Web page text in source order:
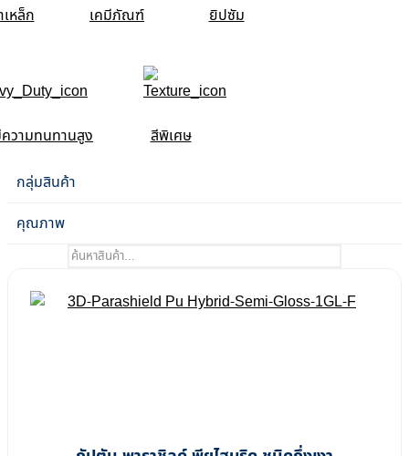
หล็ก เคมีภัณฑ์ ยิปซัม
วามทนทานสูง สีพิเศษ
กลุ่มสินค้า
คุณภาพ